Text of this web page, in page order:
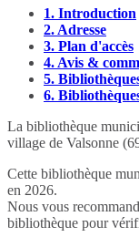
1. Introduction
2. Adresse
3. Plan d'accès
4. Avis &
5.
6.
La bibliothèque
village de Valsonne
Cette bibliothèque
en 2026.
Nous vous
bibliothèque pour